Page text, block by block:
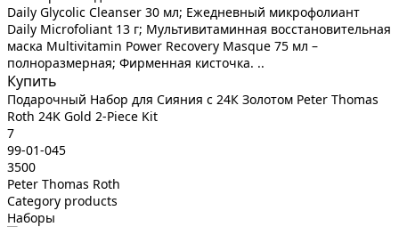
Daily Glycolic Cleanser 30 мл; Ежедневный микрофолиант
Daily Microfoliant 13 г; Мультивитаминная восстановительная
маска Multivitamin Power Recovery Masque 75 мл –
полноразмерная; Фирменная кисточка. ..
Купить
Подарочный Набор для Сияния с 24К Золотом Peter Thomas
Roth 24K Gold 2-Piece Kit
7
99-01-045
3500
Peter Thomas Roth
Category products
Наборы